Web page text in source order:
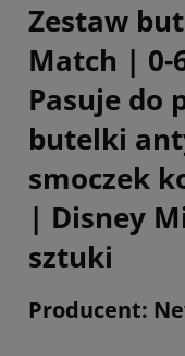
Zestaw
Match | 0-
Pasuje do
butelki
smoczek
| Disney
sztuki
Producent: